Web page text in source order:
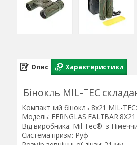
Опис Характеристики
Бінокль MIL-TEC
Компактний бінокль 8х21 MIL-TEC:
Модель: FERNGLAS FALTBAR
Від виробника: Mil-Tec®, з
Система призм: Руф